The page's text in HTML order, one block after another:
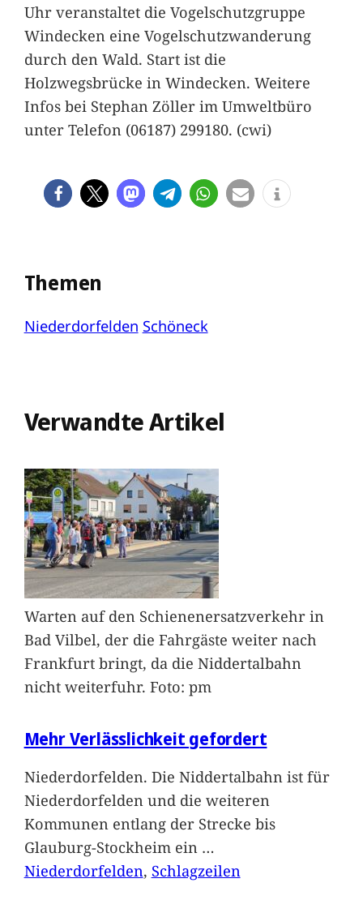
Uhr veranstaltet die Vogelschutzgruppe
Windecken eine Vogelschutzwanderung
durch den Wald. Start ist die
Holzwegsbrücke in Windecken. Weitere
Infos bei Stephan Zöller im Umweltbüro
unter Telefon (06187) 299180. (cwi)
Themen
Niederdorfelden Schöneck
Verwandte Artikel
Warten auf den Schienenersatzverkehr in
Bad Vilbel, der die Fahrgäste weiter nach
Frankfurt bringt, da die Niddertalbahn
nicht weiterfuhr. Foto: pm
Mehr Verlässlichkeit gefordert
Niederdorfelden. Die Niddertalbahn ist für
Niederdorfelden und die weiteren
Kommunen entlang der Strecke bis
Glauburg-Stockheim ein …
Niederdorfelden, Schlagzeilen